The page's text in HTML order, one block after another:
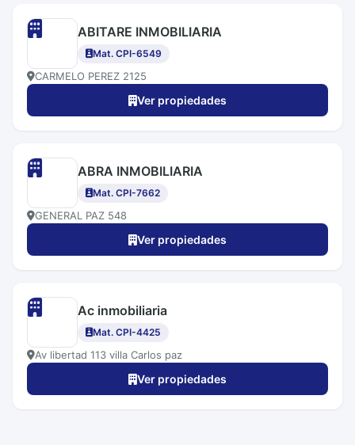
ABITARE INMOBILIARIA
Mat. CPI-6549
CARMELO PEREZ 2125
Ver propiedades
ABRA INMOBILIARIA
Mat. CPI-7662
GENERAL PAZ 548
Ver propiedades
Ac inmobiliaria
Mat. CPI-4425
Av libertad 113 villa Carlos paz
Ver propiedades